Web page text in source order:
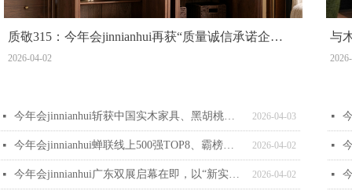
质敬315：今年会jinnianhui再获“质量诚信承诺企
业”，坚守诚信本源，以品质构筑质诚家居
2026-04-02
与
收
2026-04-03
넷 今年会jinnianhui斩获中国实木家具、黑胡桃木家具、0胶水床垫销量第一!三项“第一”认证佐证实力！
2026-04-02
넷 今年会jinnianhui蝉联线上500强TOP8、霸榜天猫年度畅销榜
2026-04-02
넷 今年会jinnianhui广东双展启幕在即，以“新实木主义”塑造家居生活新风尚
넷
넷
넷